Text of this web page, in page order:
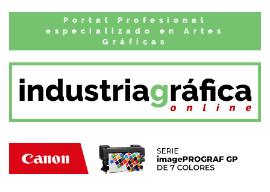
Portal Profesional
especializado en Artes
Gráficas